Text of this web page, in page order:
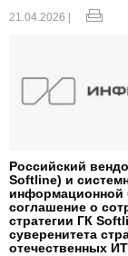
21.04.2026 |
Российский
Softline) и
информационной
соглашение о
стратегии ГК
суверенитета
отечественных